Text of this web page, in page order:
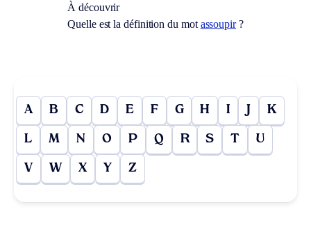
À découvrir
Quelle est la définition du mot assoupir?
A B C D E F G H I J K
L M N O P Q R S T U
V W X Y Z